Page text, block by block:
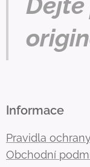
Informace
Pravidla
Obchodní